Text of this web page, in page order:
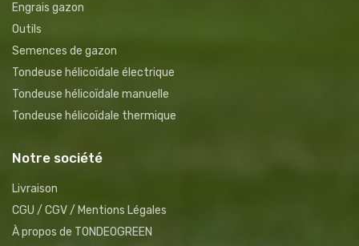
Engrais gazon
Outils
Semences de gazon
Tondeuse hélicoïdale électrique
Tondeuse hélicoïdale manuelle
Tondeuse hélicoïdale thermique
Notre société
Livraison
CGU / CGV / Mentions Légales
À propos de TONDEOGREEN